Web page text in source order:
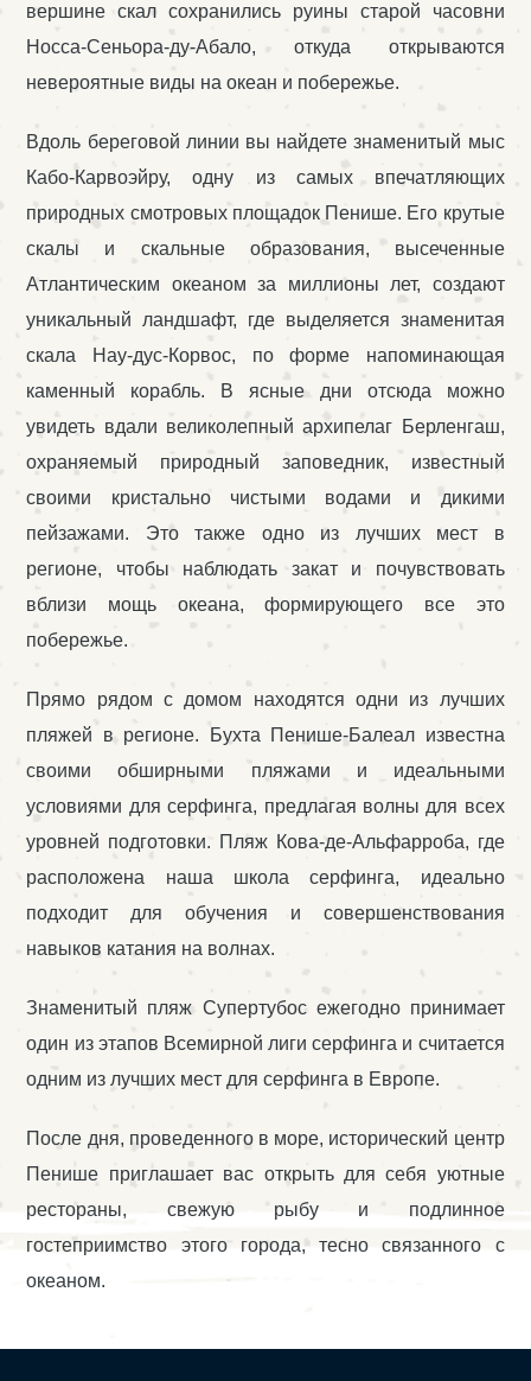
вершине скал сохранились руины старой часовни
Носса-Сеньора-ду-Абало, откуда открываются
невероятные виды на океан и побережье.
Вдоль береговой линии вы найдете знаменитый мыс
Кабо-Карвоэйру, одну из самых впечатляющих
природных смотровых площадок Пенише. Его крутые
скалы и скальные образования, высеченные
Атлантическим океаном за миллионы лет, создают
уникальный ландшафт, где выделяется знаменитая
скала Нау-дус-Корвос, по форме напоминающая
каменный корабль. В ясные дни отсюда можно
увидеть вдали великолепный архипелаг Берленгаш,
охраняемый природный заповедник, известный
своими кристально чистыми водами и дикими
пейзажами. Это также одно из лучших мест в
регионе, чтобы наблюдать закат и почувствовать
вблизи мощь океана, формирующего все это
побережье.
Прямо рядом с домом находятся одни из лучших
пляжей в регионе. Бухта Пенише-Балеал известна
своими обширными пляжами и идеальными
условиями для серфинга, предлагая волны для всех
уровней подготовки. Пляж Кова-де-Альфарроба, где
расположена наша школа серфинга, идеально
подходит для обучения и совершенствования
навыков катания на волнах.
Знаменитый пляж Супертубос ежегодно принимает
один из этапов Всемирной лиги серфинга и считается
одним из лучших мест для серфинга в Европе.
После дня, проведенного в море, исторический центр
Пенише приглашает вас открыть для себя уютные
рестораны, свежую рыбу и подлинное
гостеприимство этого города, тесно связанного с
океаном.